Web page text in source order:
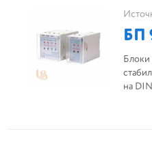
БП
Блоки
на